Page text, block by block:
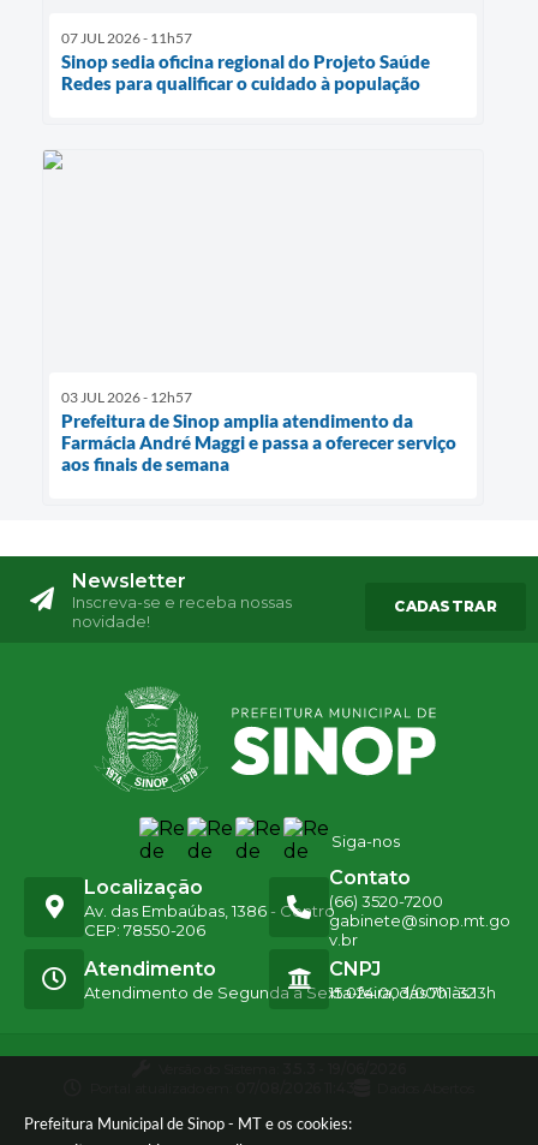
Prefeitura Municipal de Sinop - MT e os cookies:
07 JUL 2026 - 11h57
Sinop sedia oficina regional do Projeto Saúde
Redes para qualificar o cuidado à população
03 JUL 2026 - 12h57
Prefeitura de Sinop amplia atendimento da
Farmácia André Maggi e passa a oferecer serviço
aos finais de semana
Newsletter
Inscreva-se e receba nossas
novidade!
CADASTRAR
Siga-nos
Localização
Av. das Embaúbas, 1386 - Centro
CEP: 78550-206
Contato
(66) 3520-7200
gabinete@sinop.mt.go
v.br
Atendimento
Atendimento de Segunda a Sexta-feira, das 7h às 13h
CNPJ
15.024.003/0001-32